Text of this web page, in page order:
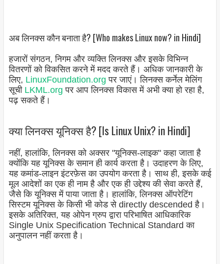
अब लिनक्स कौन बनाता है? [Who makes Linux now? in Hindi]
हजारों संगठन, निगम और व्यक्ति लिनक्स और इसके विभिन्न
वितरणों को विकसित करने में मदद करते हैं। अधिक जानकारी के
लिए, LinuxFoundation.org पर जाएं। लिनक्स कर्नेल मेलिंग
सूची LKML.org पर आप लिनक्स विकास में अभी क्या हो रहा है,
पढ़ सकते हैं।
क्या लिनक्स यूनिक्स है? [Is Linux Unix? in Hindi]
नहीं, हालांकि, लिनक्स को अक्सर "यूनिक्स-लाइक" कहा जाता है
क्योंकि यह यूनिक्स के समान ही कार्य करता है। उदाहरण के लिए,
यह कमांड-लाइन इंटरफ़ेस का उपयोग करता है। साथ ही, इसके कई
मूल आदेशों का एक ही नाम है और एक ही उद्देश्य की सेवा करते हैं,
जैसे कि यूनिक्स में पाया जाता है। हालांकि, लिनक्स ऑपरेटिंग
सिस्टम यूनिक्स के किसी भी कोड से directly descended है।
इसके अतिरिक्त, यह ओपेन ग्रुप द्वारा परिभाषित आधिकारिक
Single Unix Specification Technical Standard का
अनुपालन नहीं करता है।